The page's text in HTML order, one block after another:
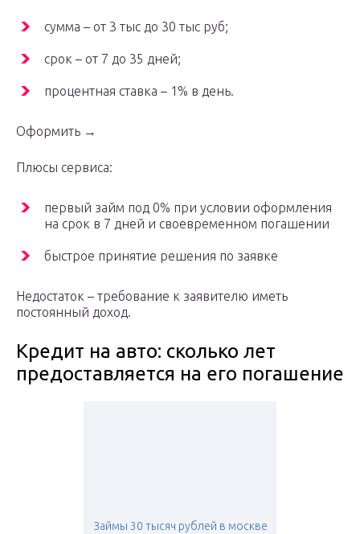
сумма – от 3 тыс до 30 тыс руб;
срок – от 7 до 35 дней;
процентная ставка – 1% в день.
Оформить →
Плюсы сервиса:
первый займ под 0% при условии оформления
на срок в 7 дней и своевременном погашении
быстрое принятие решения по заявке
Недостаток – требование к заявителю иметь
постоянный доход.
Кредит на авто: сколько лет
предоставляется на его погашение
Займы 30 тысяч рублей в москве